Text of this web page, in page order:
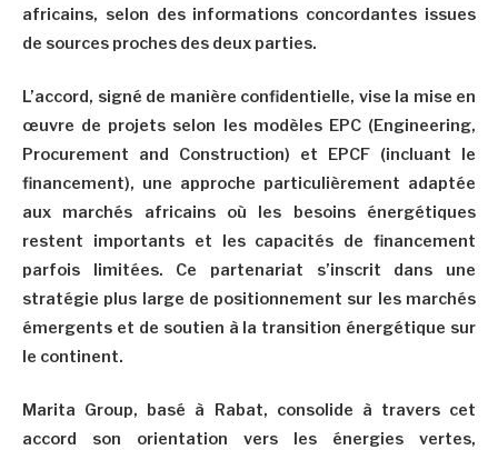
africains, selon des informations concordantes issues
de sources proches des deux parties.
L’accord, signé de manière confidentielle, vise la mise en
œuvre de projets selon les modèles EPC (Engineering,
Procurement and Construction) et EPCF (incluant le
financement), une approche particulièrement adaptée
aux marchés africains où les besoins énergétiques
restent importants et les capacités de financement
parfois limitées. Ce partenariat s’inscrit dans une
stratégie plus large de positionnement sur les marchés
émergents et de soutien à la transition énergétique sur
le continent.
Marita Group, basé à Rabat, consolide à travers cet
accord son orientation vers les énergies vertes,